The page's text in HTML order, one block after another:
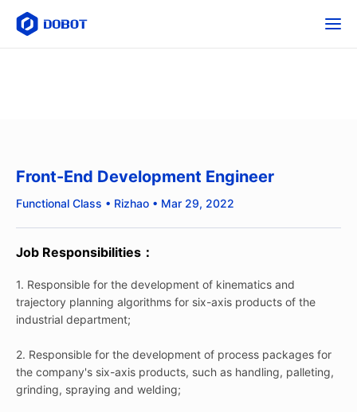
Front-End Development Engineer
Functional Class • Rizhao • Mar 29, 2022
Job Responsibilities：
1. Responsible for the development of kinematics and
trajectory planning algorithms for six-axis products of the
industrial department;
2. Responsible for the development of process packages for
the company's six-axis products, such as handling, palleting,
grinding, spraying and welding;